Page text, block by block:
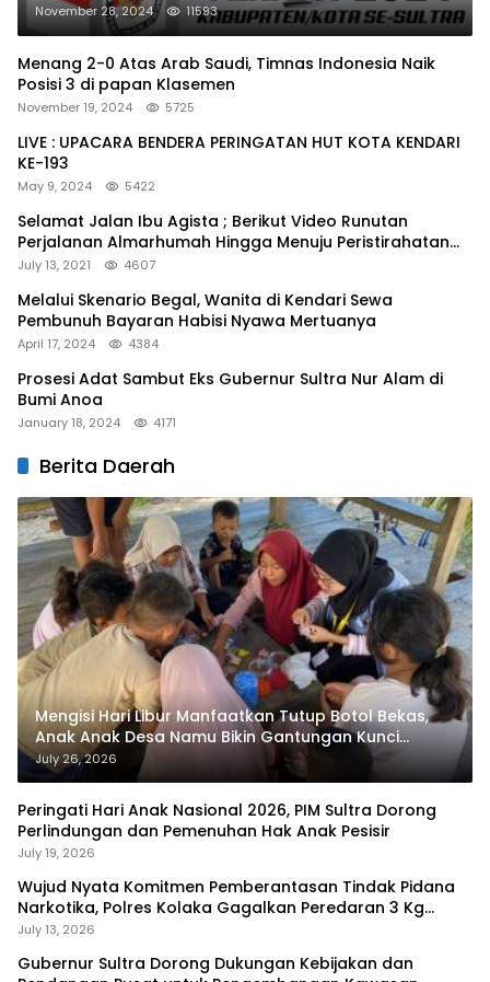
November 28, 2024 11593
Menang 2-0 Atas Arab Saudi, Timnas Indonesia Naik
Posisi 3 di papan Klasemen
November 19, 2024 5725
LIVE : UPACARA BENDERA PERINGATAN HUT KOTA KENDARI
KE-193
May 9, 2024 5422
Selamat Jalan Ibu Agista ; Berikut Video Runutan
Perjalanan Almarhumah Hingga Menuju Peristirahatan
Terakhir
July 13, 2021 4607
Melalui Skenario Begal, Wanita di Kendari Sewa
Pembunuh Bayaran Habisi Nyawa Mertuanya
April 17, 2024 4384
Prosesi Adat Sambut Eks Gubernur Sultra Nur Alam di
Bumi Anoa
January 18, 2024 4171
Berita Daerah
Mengisi Hari Libur Manfaatkan Tutup Botol Bekas,
Anak Anak Desa Namu Bikin Gantungan Kunci
Bernilai Ekonomi
July 26, 2026
Peringati Hari Anak Nasional 2026, PIM Sultra Dorong
Perlindungan dan Pemenuhan Hak Anak Pesisir
July 19, 2026
Wujud Nyata Komitmen Pemberantasan Tindak Pidana
Narkotika, Polres Kolaka Gagalkan Peredaran 3 Kg
Sabu-Sabu
July 13, 2026
Gubernur Sultra Dorong Dukungan Kebijakan dan